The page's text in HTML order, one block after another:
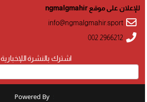
اشترك بالنشرة اللإخبارية
للإعلان على موقع ngmalgmahir
info@ngmalgmahir.sport
002 2966212
Powered By